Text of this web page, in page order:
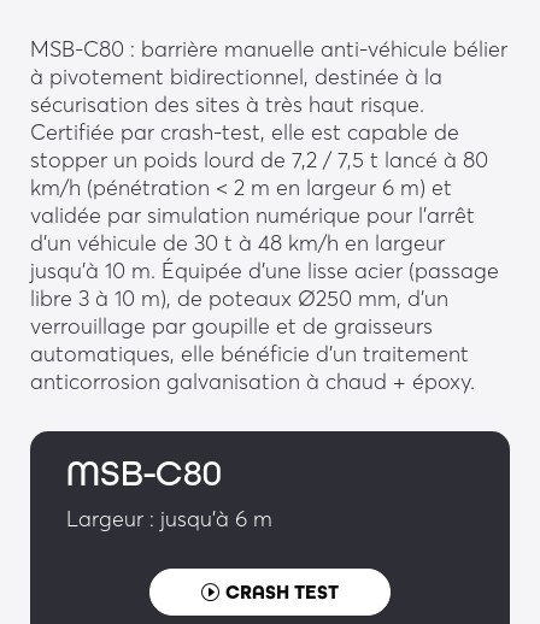
MSB-C80 : barrière manuelle anti-véhicule bélier
à pivotement bidirectionnel, destinée à la
sécurisation des sites à très haut risque.
Certifiée par crash-test, elle est capable de
stopper un poids lourd de 7,2 / 7,5 t lancé à 80
km/h (pénétration < 2 m en largeur 6 m) et
validée par simulation numérique pour l’arrêt
d’un véhicule de 30 t à 48 km/h en largeur
jusqu’à 10 m. Équipée d’une lisse acier (passage
libre 3 à 10 m), de poteaux Ø250 mm, d’un
verrouillage par goupille et de graisseurs
automatiques, elle bénéficie d’un traitement
anticorrosion galvanisation à chaud + époxy.
MSB-C80
Largeur : jusqu'à 6 m
CRASH TEST